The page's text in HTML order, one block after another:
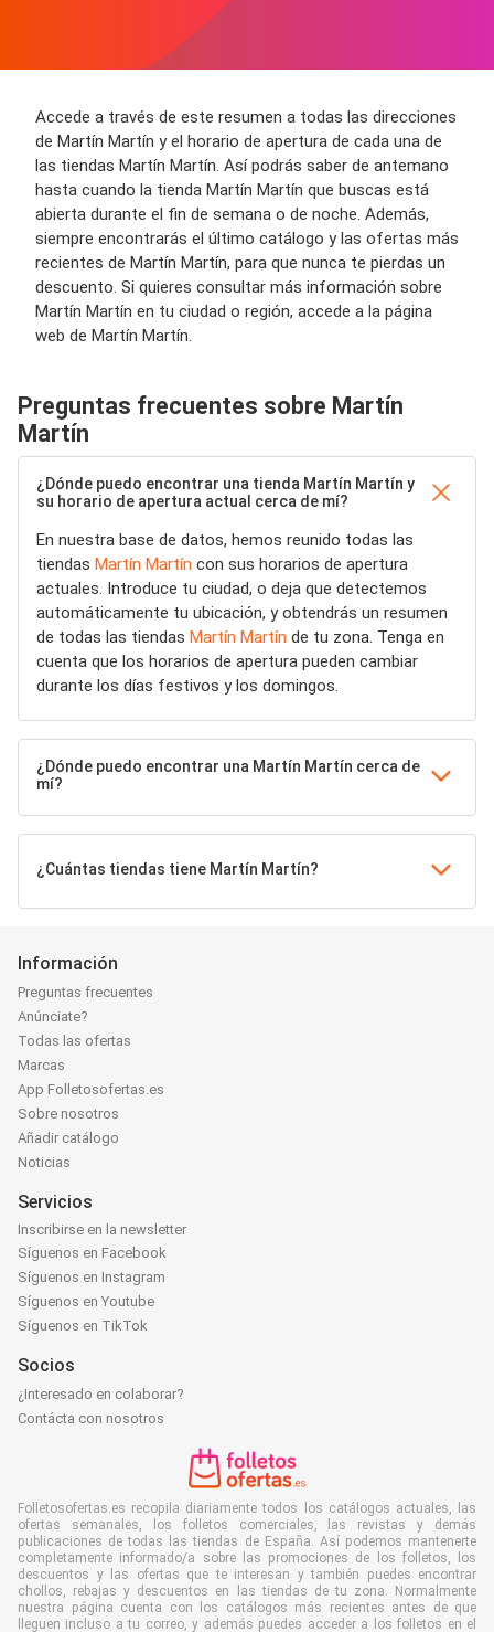
Accede a través de este resumen a todas las direcciones
de Martín Martín y el horario de apertura de cada una de
las tiendas Martín Martín. Así podrás saber de antemano
hasta cuando la tienda Martín Martín que buscas está
abierta durante el fin de semana o de noche. Además,
siempre encontrarás el último catálogo y las ofertas más
recientes de Martín Martín, para que nunca te pierdas un
descuento. Si quieres consultar más información sobre
Martín Martín en tu ciudad o región, accede a la página
web de Martín Martín.
Preguntas frecuentes sobre Martín
Martín
¿Dónde puedo encontrar una tienda Martín Martín y
su horario de apertura actual cerca de mí?
En nuestra base de datos, hemos reunido todas las
tiendas Martín Martín con sus horarios de apertura
actuales. Introduce tu ciudad, o deja que detectemos
automáticamente tu ubicación, y obtendrás un resumen
de todas las tiendas Martín Martín de tu zona. Tenga en
cuenta que los horarios de apertura pueden cambiar
durante los días festivos y los domingos.
¿Dónde puedo encontrar una Martín Martín cerca de
mí?
¿Cuántas tiendas tiene Martín Martín?
Información
Preguntas frecuentes
Anúnciate?
Todas las ofertas
Marcas
App Folletosofertas.es
Sobre nosotros
Añadir catálogo
Noticias
Servicios
Inscribirse en la newsletter
Síguenos en Facebook
Síguenos en Instagram
Síguenos en Youtube
Síguenos en TikTok
Socios
¿Interesado en colaborar?
Contácta con nosotros
Folletosofertas.es recopila diariamente todos los catálogos actuales, las
ofertas semanales, los folletos comerciales, las revistas y demás
publicaciones de todas las tiendas de España. Así podemos mantenerte
completamente informado/a sobre las promociones de los folletos, los
descuentos y las ofertas que te interesan y también puedes encontrar
chollos, rebajas y descuentos en las tiendas de tu zona. Normalmente
nuestra página cuenta con los catálogos más recientes antes de que
lleguen incluso a tu correo, y además puedes acceder a los folletos en el